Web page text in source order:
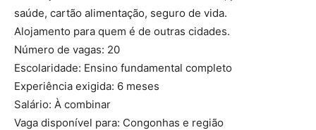
saúde, cartão alimentação, seguro de vida.
Alojamento para quem é de outras cidades.
Número de vagas: 20
Escolaridade: Ensino fundamental completo
Experiência exigida: 6 meses
Salário: À combinar
Vaga disponível para: Congonhas e região